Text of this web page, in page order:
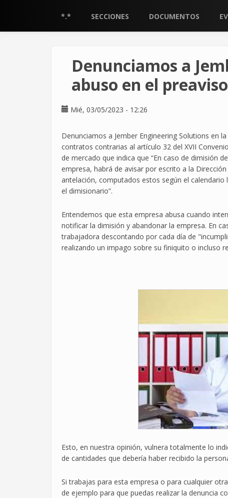
*.* SECCIONES DOCUMENTOS
Denunciamos a
abuso en el
Mié, 03/05/2023 - 12:26
Denunciamos a Jember Engineering Solutions en
contratos contrarias al artículo 32 del XVII
de mercado que indica que “En caso de dimisión
empresa, habrá de avisar por escrito a la
antelación, computados estos según el
el dimisionario”.
Entendemos que esta empresa abusa cuando
notificar la dimisión y abandonar la empresa. En
trabajadora descontando por cada día de
realizando un impago sobre su finiquito o incluso
Esto, en nuestra opinión, vulnera totalmente lo
de cantidades que debería haber recibido la
Si trabajas para esta empresa o para cualquier
de ejemplo para que puedas realizar la denuncia